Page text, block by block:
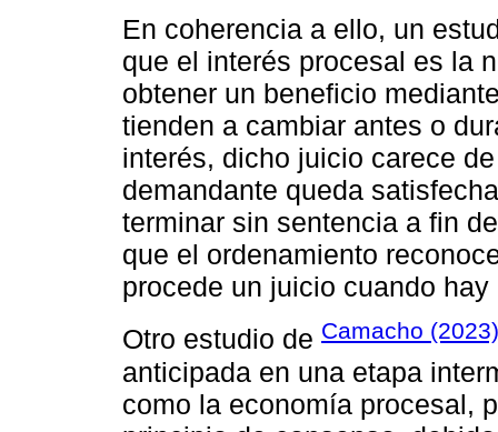
En coherencia a ello, un
que el interés procesal es la
obtener un beneficio
tienden a cambiar antes o
interés, dicho juicio carece
demandante queda
terminar sin sentencia a fin
que el ordenamiento
procede un juicio cuando
Otro estudio de Camacho (2023)
anticipada en una etapa
como la economía procesal,